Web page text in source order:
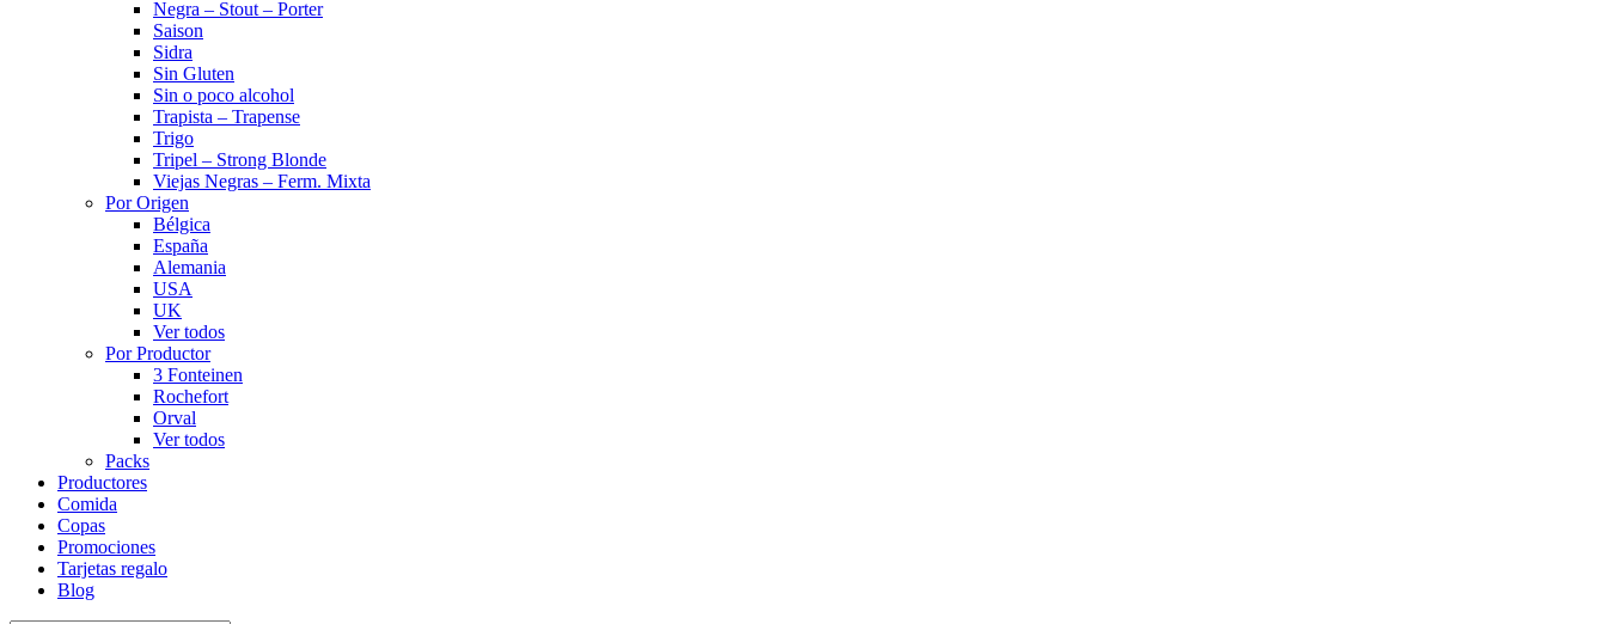
Negra – Stout – Porter
Saison
Sidra
Sin Gluten
Sin o poco alcohol
Trapista – Trapense
Trigo
Tripel – Strong Blonde
Viejas Negras – Ferm. Mixta
Por Origen
Bélgica
España
Alemania
USA
UK
Ver todos
Por Productor
3 Fonteinen
Rochefort
Orval
Ver todos
Packs
Productores
Comida
Copas
Promociones
Tarjetas regalo
Blog